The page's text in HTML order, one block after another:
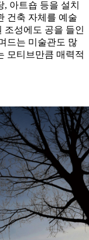
아트숍 등을 설치
건축 자체를 예술
조성에도 공을 들인
드는 미술관도 많
모티브만큼 매력적